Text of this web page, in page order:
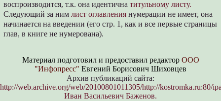
воспроизводится, т.к. она идентичнатитульному листу.
Cледующий за нимлист оглавления нумерации не имеет, она
начинается на введении (его стр. 1, как и все первые страницы
глав, в книге не нумерована).
Материал подготовил и предоставил редактор ООО
"Инфопресс" Евгений Борисович Шиховцев
Архив публикаций сайта:
http://web.archive.org/web/20100801011305/http://kostromka.ru:80/
Иван Васильевич Баженов.